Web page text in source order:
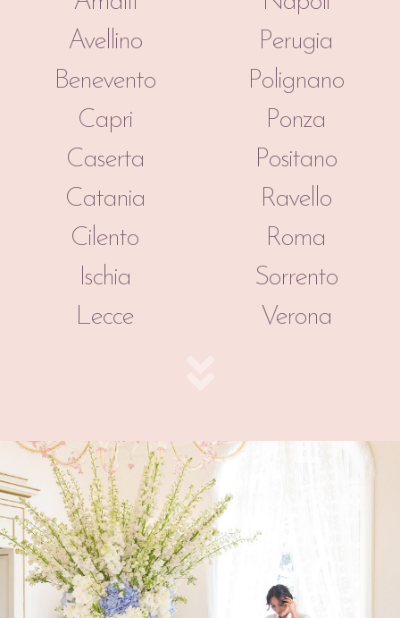
Avellino
Benevento
Capri
Caserta
Catania
Cilento
Ischia
Lecce
Perugia
Polignano
Ponza
Positano
Ravello
Roma
Sorrento
Verona